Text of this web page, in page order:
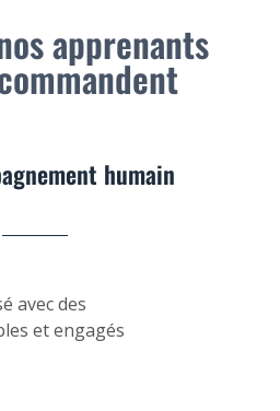
apprenants
humain
avec des
et engagés